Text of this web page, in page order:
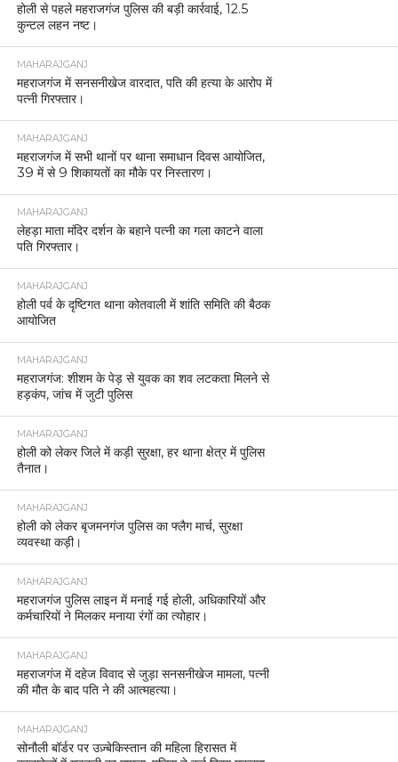
होली से पहले महराजगंज पुलिस की बड़ी कार्रवाई, 12.5
कुन्टल लहन नष्ट।
MAHARAJGANJ
महराजगंज में सनसनीखेज वारदात, पति की हत्या के आरोप में
पत्नी गिरफ्तार।
MAHARAJGANJ
महराजगंज में सभी थानों पर थाना समाधान दिवस आयोजित,
39 में से 9 शिकायतों का मौके पर निस्तारण।
MAHARAJGANJ
लेहड़ा माता मंदिर दर्शन के बहाने पत्नी का गला काटने वाला
पति गिरफ्तार।
MAHARAJGANJ
होली पर्व के दृष्टिगत थाना कोतवाली में शांति समिति की बैठक
आयोजित
MAHARAJGANJ
महराजगंज: शीशम के पेड़ से युवक का शव लटकता मिलने से
हड़कंप, जांच में जुटी पुलिस
MAHARAJGANJ
होली को लेकर जिले में कड़ी सुरक्षा, हर थाना क्षेत्र में पुलिस
तैनात।
MAHARAJGANJ
होली को लेकर बृजमनगंज पुलिस का फ्लैग मार्च, सुरक्षा
व्यवस्था कड़ी।
MAHARAJGANJ
महराजगंज पुलिस लाइन में मनाई गई होली, अधिकारियों और
कर्मचारियों ने मिलकर मनाया रंगों का त्योहार।
MAHARAJGANJ
महराजगंज में दहेज विवाद से जुड़ा सनसनीखेज मामला, पत्नी
की मौत के बाद पति ने की आत्महत्या।
MAHARAJGANJ
सोनौली बॉर्डर पर उज़्बेकिस्तान की महिला हिरासत में